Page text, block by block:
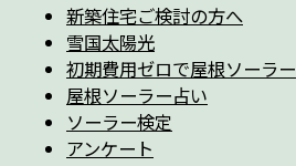
新築住宅ご検討の方へ
雪国太陽光
初期費用ゼロで屋根ソーラー
屋根ソーラー占い
ソーラー検定
アンケート